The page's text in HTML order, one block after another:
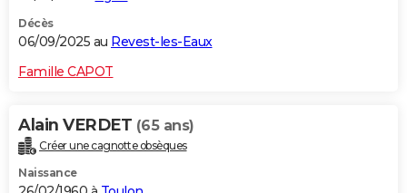
Décès
06/09/2025 au Revest-les-Eaux
Famille CAPOT
Alain VERDET (65 ans)
Créer une cagnotte obsèques
Naissance